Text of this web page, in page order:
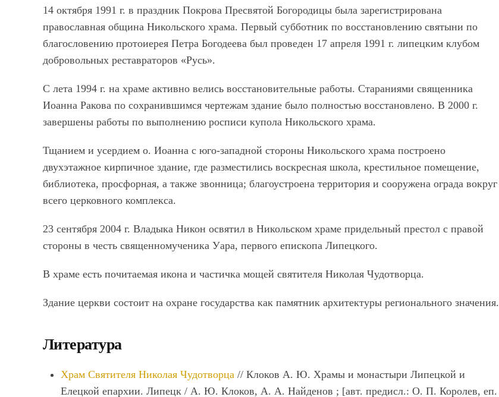
14 октября 1991 г. в праздник Покрова Пресвятой Богородицы была зарегистрирована
православная община Никольского храма. Первый субботник по восстановлению святыни по
благословению протоиерея Петра Богодеева был проведен 17 апреля 1991 г. липецким клубом
добровольных реставраторов «Русь».
С лета 1994 г. на храме активно велись восстановительные работы. Стараниями священника
Иоанна Ракова по сохранившимся чертежам здание было полностью восстановлено. В 2000 г.
завершены работы по выполнению росписи купола Никольского храма.
Тщанием и усердием о. Иоанна с юго-западной стороны Никольского храма построено
двухэтажное кирпичное здание, где разместились воскресная школа, крестильное помещение,
библиотека, просфорная, а также звонница; благоустроена территория и сооружена ограда вокруг
всего церковного комплекса.
23 сентября 2004 г. Владыка Никон освятил в Никольском храме придельный престол с правой
стороны в честь священномученика Уара, первого епископа Липецкого.
В храме есть почитаемая икона и частичка мощей святителя Николая Чудотворца.
Здание церкви состоит на охране государства как памятник архитектуры регионального значения.
Литература
Храм Святителя Николая Чудотворца // Клоков А. Ю. Храмы и монастыри Липецкой и
Елецкой епархии. Липецк / А. Ю. Клоков, А. А. Найденов ; [авт. предисл.: О. П. Королев, еп.